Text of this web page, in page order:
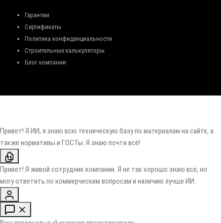
Гарантии
Сертификаты
Политика конфиденциальности
Строительные калькуляторы
Блог компании
Привет! Я ИИ, я знаю всю техническую базу по материалам на сайте, а
также нормативы и ГОСТы. Я знаю почти всё!
Привет! Я живой сотрудник компании. Я не так хорошо знаю всё, но
могу ответить по коммерческим вопросам и наличию лучше ИИ.